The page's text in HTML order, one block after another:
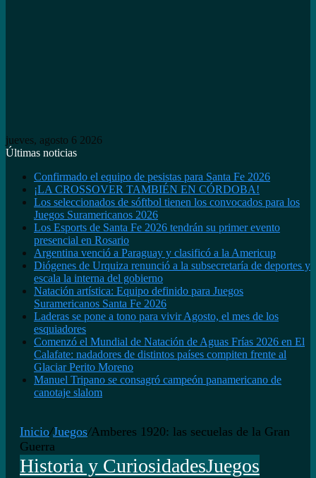
jueves, agosto 6 2026
Últimas noticias
Confirmado el equipo de pesistas para Santa Fe 2026
¡LA CROSSOVER TAMBIÉN EN CÓRDOBA!
Los seleccionados de sóftbol tienen los convocados para los
Juegos Suramericanos 2026
Los Esports de Santa Fe 2026 tendrán su primer evento
presencial en Rosario
Argentina venció a Paraguay y clasificó a la Americup
Diógenes de Urquiza renunció a la subsecretaría de deportes y
escala la interna del gobierno
Natación artística: Equipo definido para Juegos
Suramericanos Santa Fe 2026
Laderas se pone a tono para vivir Agosto, el mes de los
esquiadores
Comenzó el Mundial de Natación de Aguas Frías 2026 en El
Calafate: nadadores de distintos países compiten frente al
Glaciar Perito Moreno
Manuel Tripano se consagró campeón panamericano de
canotaje slalom
Inicio/Juegos/Amberes 1920: las secuelas de la Gran
Guerra
Historia y CuriosidadesJuegos